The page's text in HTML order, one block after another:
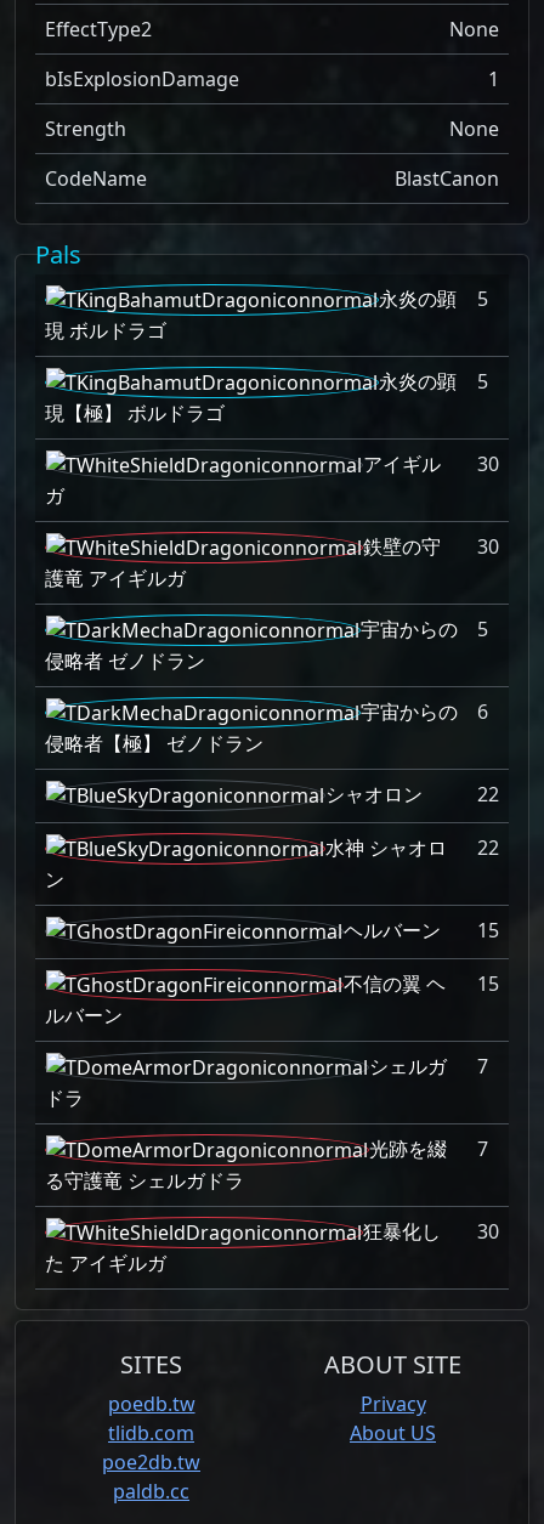
EffectType2
None
bIsExplosionDamage
1
Strength
None
CodeName
BlastCanon
Pals
永炎の顕
現 ボルドラゴ
5
永炎の顕
現【極】 ボルドラゴ
5
アイギル
ガ
30
鉄壁の守
護竜 アイギルガ
30
宇宙からの
侵略者 ゼノドラン
5
宇宙からの
侵略者【極】 ゼノドラン
6
シャオロン
22
水神 シャオロ
ン
22
ヘルバーン
15
不信の翼 ヘ
ルバーン
15
シェルガ
ドラ
7
光跡を綴
る守護竜 シェルガドラ
7
狂暴化し
た アイギルガ
30
SITES
poedb.tw
tlidb.com
poe2db.tw
paldb.cc
ABOUT SITE
Privacy
About US